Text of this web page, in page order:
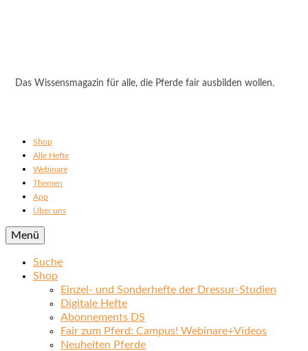
Das Wissensmagazin für alle, die Pferde fair ausbilden wollen.
Shop
Alle Hefte
Webinare
Themen
App
Über uns
Menü
Suche
Shop
Einzel- und Sonderhefte der Dressur-Studien
Digitale Hefte
Abonnements DS
Fair zum Pferd: Campus! Webinare+Videos
Neuheiten Pferde